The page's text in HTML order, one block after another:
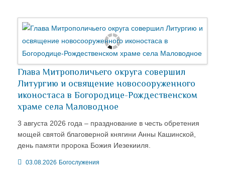
Глава Митрополичьего округа совершил
Литургию и освящение новосооруженного
иконостаса в Богородице-Рождественском
храме села Маловодное
3 августа 2026 года – празднование в честь обретения
мощей святой благоверной княгини Анны Кашинской,
день памяти пророка Божия Иезекииля.
03.08.2026 Богослужения